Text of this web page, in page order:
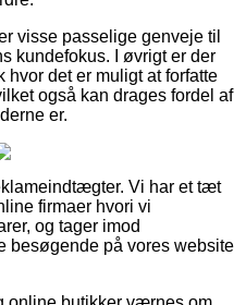
visse passelige genveje til
kundefokus. I øvrigt er der
det er muligt at forfatte
også kan drages fordel af
er.
Vi har et tæt
firmaer hvori vi
og tager imod
besøgende på vores website